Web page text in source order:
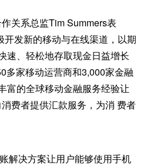
关系总监Tim Summers表
开发新的移动与在线渠道，以期
速、轻松地存取现金日益增长
多家移动运营商和3,000家金融
富的全球移动金融服务经验让
费者提供汇款服务，为消 费者
解决方案让用户能够使用手机